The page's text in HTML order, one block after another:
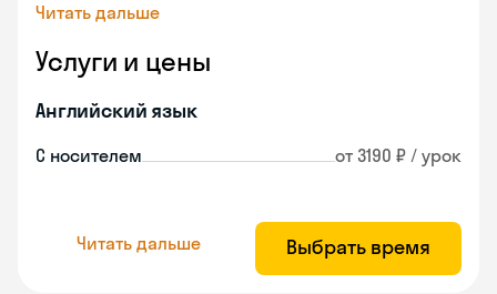
Читать дальше
Услуги и цены
Английский язык
С носителем от 3190 ₽ / урок
Читать дальше Выбрать время